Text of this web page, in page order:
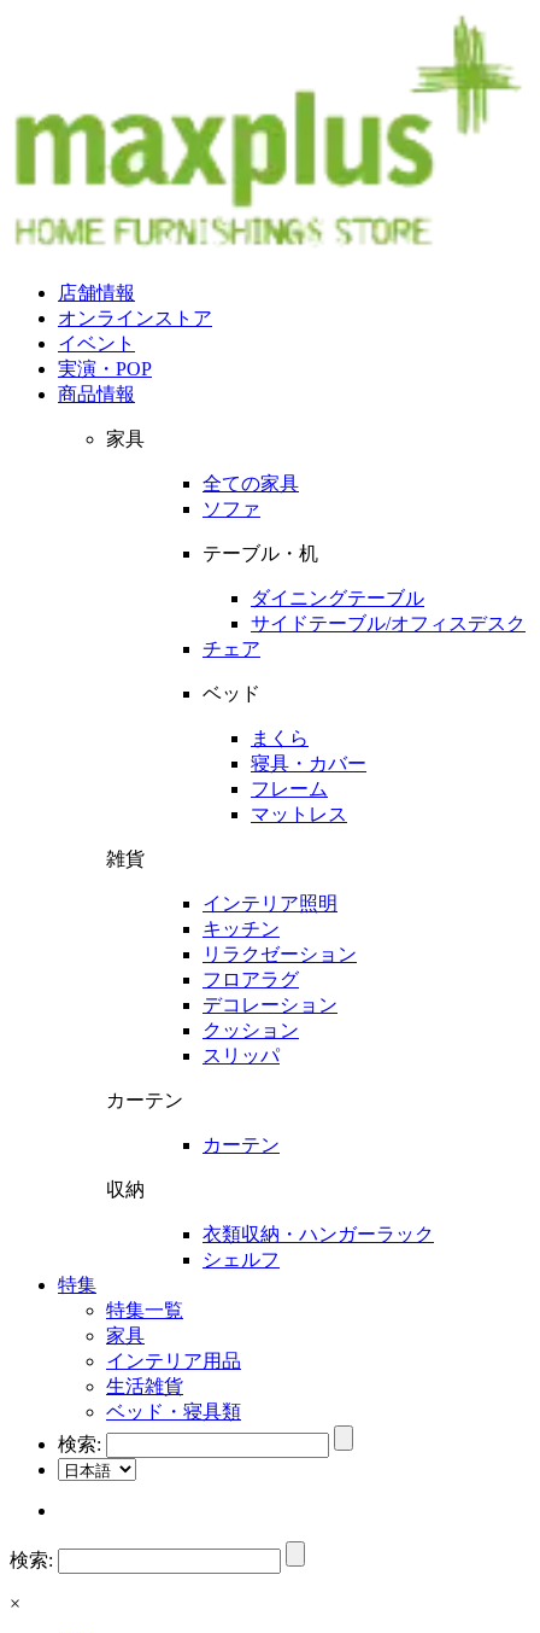
店舗情報
オンラインストア
イベント
実演・POP
商品情報
家具
全ての家具
ソファ
テーブル・机
ダイニングテーブル
サイドテーブル/オフィスデスク
チェア
ベッド
まくら
寝具・カバー
フレーム
マットレス
雑貨
インテリア照明
キッチン
リラクゼーション
フロアラグ
デコレーション
クッション
スリッパ
カーテン
カーテン
収納
衣類収納・ハンガーラック
シェルフ
特集
特集一覧
家具
インテリア用品
生活雑貨
ベッド・寝具類
検索:
検索:
×